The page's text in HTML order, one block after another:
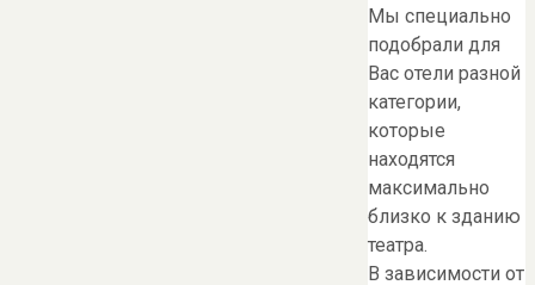
Мы специально
подобрали для
Вас отели разной
категории,
которые
находятся
максимально
близко к зданию
театра.
В зависимости от